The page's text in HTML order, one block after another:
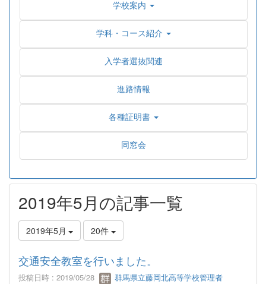
学校案内
学科・コース紹介
入学者選抜関連
進路情報
各種証明書
同窓会
2019年5月の記事一覧
2019年5月 20件
交通安全教室を行いました。
投稿日時 : 2019/05/28 群馬県立藤岡北高等学校管理者